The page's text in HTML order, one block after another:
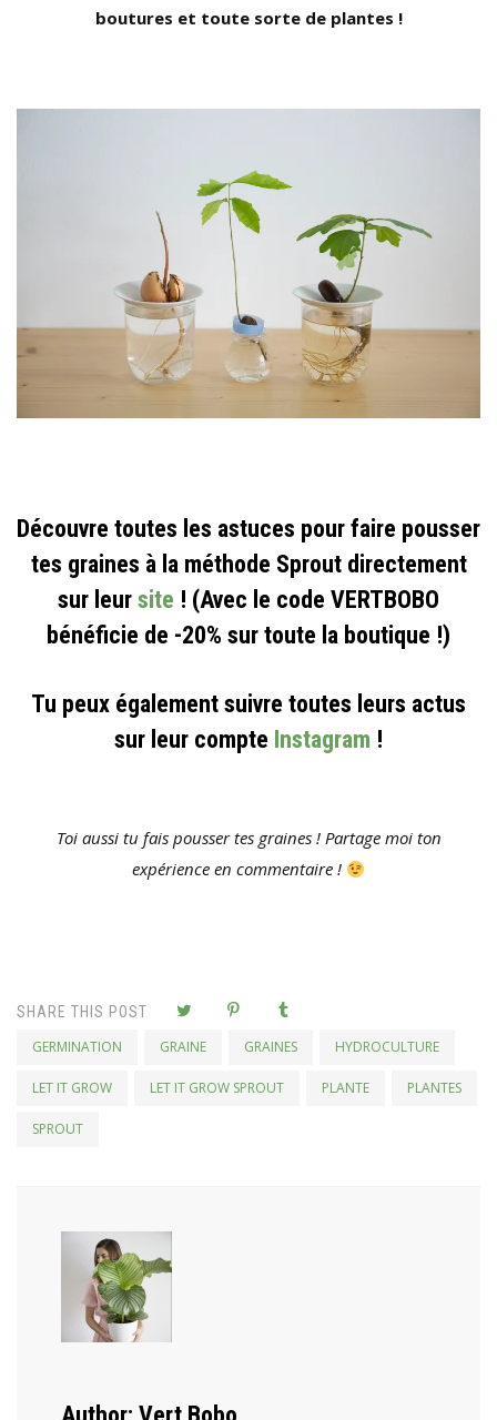
boutures et toute sorte de plantes !
Découvre toutes les astuces pour faire pousser
tes graines à la méthode Sprout directement
sur leur site ! (Avec le code VERTBOBO
bénéficie de -20% sur toute la boutique !)
Tu peux également suivre toutes leurs actus
sur leur compte Instagram !
Toi aussi tu fais pousser tes graines ! Partage moi ton
expérience en commentaire !
SHARE THIS POST
GERMINATION GRAINE GRAINES HYDROCULTURE
LET IT GROW LET IT GROW SPROUT PLANTE PLANTES
SPROUT